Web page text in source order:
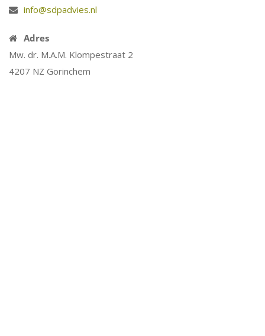
info@sdpadvies.nl
Adres
Mw. dr. M.A.M. Klompestraat 2
4207 NZ Gorinchem